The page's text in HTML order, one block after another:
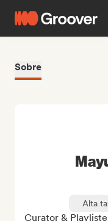
Sobre
Alta
Curator &